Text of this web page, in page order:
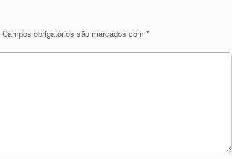
Campos obrigatórios são marcados com *